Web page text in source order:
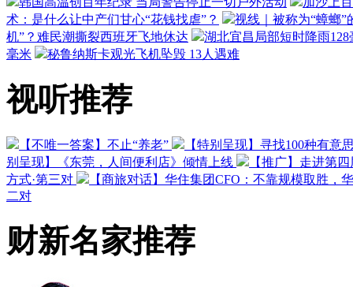
术：是什么让中产们甘心“花钱找虐”？
视线｜被称为“蟑螂
机”？难民潮撕裂西班牙飞地休达
湖北宜昌局部短时降雨
毫米
秘鲁纳斯卡观光飞机坠毁 13人遇难
视听推荐
【不唯一答案】不止“养老”
【特别呈现】寻找100种有意
别呈现】《东莞，人间便利店》倾情上线
【推广】走进第
方式·第三对
【商旅对话】华住集团CFO：不靠规模取胜，
二对
财新名家推荐